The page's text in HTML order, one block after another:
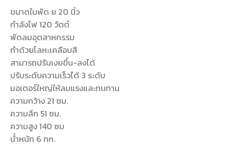
ขนาดใบพัด ย 20 นิ้ว
กำลังไฟ 120 วัตต์
พัดลมอุตสาหกรรม
ทำด้วยโลหะเคลือบสี
สามารถปรับเงยขึ้น-ลงได้
ปรับระดับความเร็วได้ 3 ระดับ
มอเตอร์ใหญ่ให้ลมแรงและทนทาน
ความกว้าง 21 ซม.
ความลึก 51 ซม.
ความสูง 140 ซม
น้ำหนัก 6 กก.